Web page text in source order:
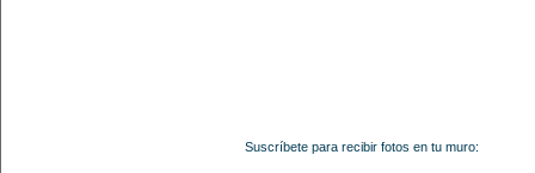
Suscríbete para recibir fotos en tu muro: